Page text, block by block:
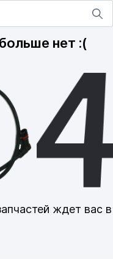
нет :(
ждет вас в